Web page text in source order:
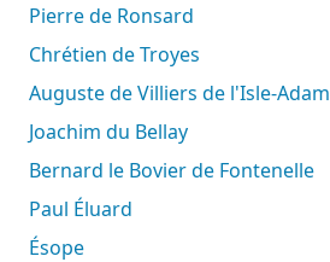
Pierre de Ronsard
Chrétien de Troyes
Auguste de Villiers de l'Isle-Adam
Joachim du Bellay
Bernard le Bovier de Fontenelle
Paul Éluard
Ésope